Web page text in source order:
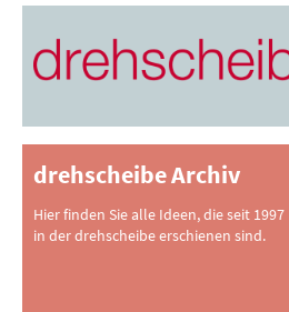
drehscheibe Archiv
Hier finden Sie alle Ideen, die seit 1997
in der drehscheibe erschienen sind.